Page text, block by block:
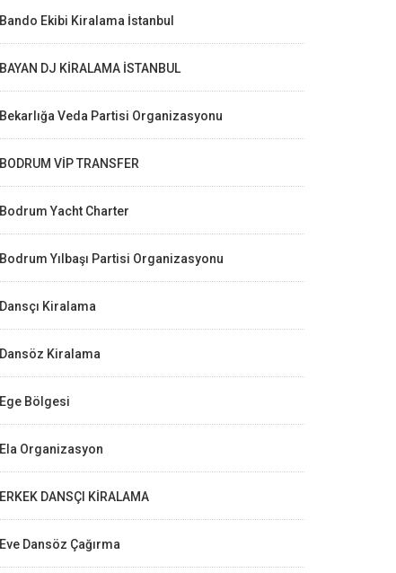
Bando Ekibi Kiralama İstanbul
BAYAN DJ KİRALAMA İSTANBUL
Bekarlığa Veda Partisi Organizasyonu
BODRUM VİP TRANSFER
Bodrum Yacht Charter
Bodrum Yılbaşı Partisi Organizasyonu
Dansçı Kiralama
Dansöz Kiralama
Ege Bölgesi
Ela Organizasyon
ERKEK DANSÇI KİRALAMA
Eve Dansöz Çağırma